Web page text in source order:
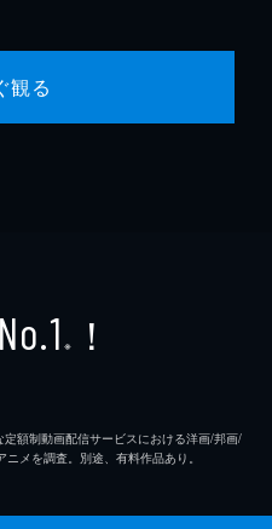
観る
No.1 ※ ！
額制動画配信サービスにおける洋画/邦画/
メを調査。別途、有料作品あり。